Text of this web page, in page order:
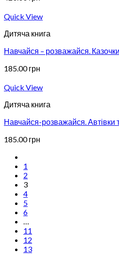
Quick View
Дитяча книга
Навчайся – розважайся.
185.00грн
Quick View
Дитяча книга
Навчайся-розважайся. Автівки
185.00грн
1
2
3
4
5
6
…
11
12
13